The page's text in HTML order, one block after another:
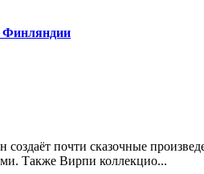
Финляндии
почти сказочные
Также Вирпи коллекцио...